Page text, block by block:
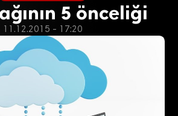
5 önceliği
11.12.2015 - 17:20